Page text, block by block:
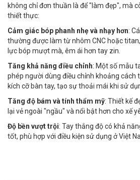
không chỉ đơn thuần là để "làm đẹp", mà
thiết thực:
Cảm giác bóp phanh nhẹ và nhạy hơn:
thường được làm từ nhôm CNC hoặc
lực bóp mượt mà, êm ái hơn tay zin.
Tăng khả năng điều chỉnh: Một số mẫu
phép người dùng điều chỉnh khoảng cách
kích cỡ bàn tay, tạo sự thoải mái khi sử
Tăng độ bám và tính thẩm mỹ: Thiết kế
lại vẻ ngoài "ngầu" và nổi bật hơn cho xế
Độ bền vượt trội: Tay thắng độ có khả
tốt, phù hợp với điều kiện sử dụng ở Việt